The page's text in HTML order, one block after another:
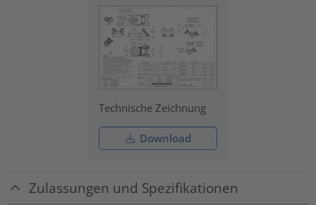
Technische Zeichnung
Download
Zulassungen und Spezifikationen